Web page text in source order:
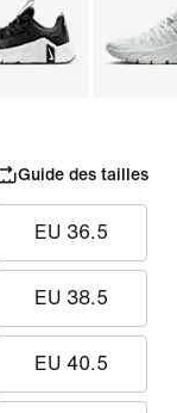
Guide des tailles
EU 36.5
EU 38.5
EU 40.5